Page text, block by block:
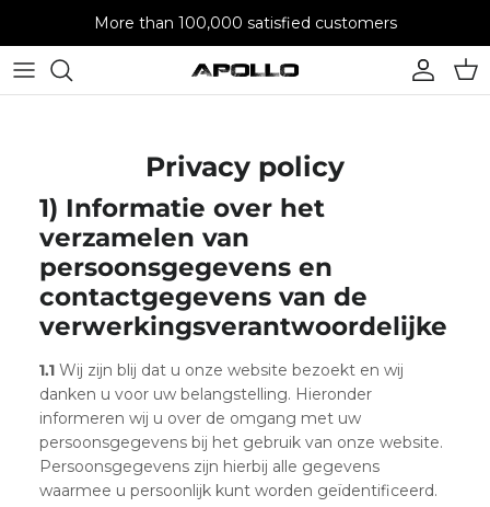
More than 100,000 satisfied customers
Account
Cart
Privacy policy
1) Informatie over het
verzamelen van
persoonsgegevens en
contactgegevens van de
verwerkingsverantwoordelijke
1.1 Wij zijn blij dat u onze website bezoekt en wij
danken u voor uw belangstelling. Hieronder
informeren wij u over de omgang met uw
persoonsgegevens bij het gebruik van onze website.
Persoonsgegevens zijn hierbij alle gegevens
waarmee u persoonlijk kunt worden geïdentificeerd.